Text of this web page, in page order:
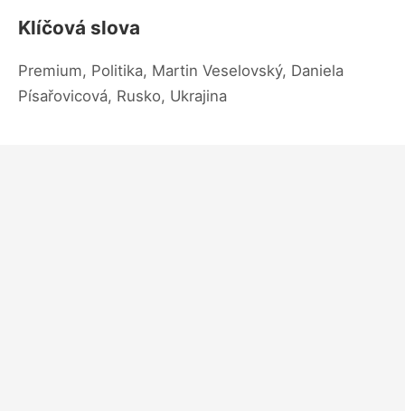
Klíčová slova
Premium, Politika, Martin Veselovský, Daniela
Písařovicová, Rusko, Ukrajina